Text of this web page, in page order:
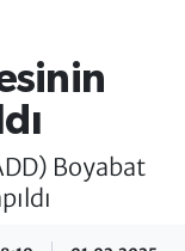
Boyabat